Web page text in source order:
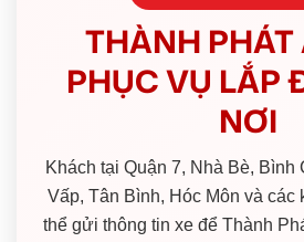
THÀNH PHÁT
PHỤC VỤ LẮP
NƠI
Khách tại Quận 7, Nhà Bè, Bình
Vấp, Tân Bình, Hóc Môn và các
thể gửi thông tin xe để Thành